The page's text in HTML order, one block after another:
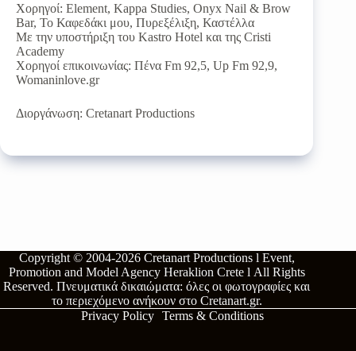
Χορηγοί: Element, Kappa Studies, Onyx Nail & Brow
Bar, Το Καφεδάκι μου, Πυρεξέλιξη, Καστέλλα
Με την υποστήριξη του Kastro Hotel και της Cristi
Academy
Χορηγοί επικοινωνίας: Πένα Fm 92,5, Up Fm 92,9,
Womaninlove.gr
Διοργάνωση: Cretanart Productions
Copyright © 2004-2026 Cretanart Productions l Event,
Promotion and Model Agency Heraklion Crete l All Rights
Reserved.Πνευματικά δικαιώματα: όλες οι φωτογραφίες και
το περιεχόμενο ανήκουν στο Cretanart.gr.
Privacy Policy Terms & Conditions